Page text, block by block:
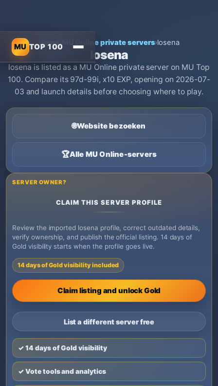
MU TOP 100
Home›MU Online private servers›losena
losena
losena is listed as a MU Online private server on MU Top
100. Compare its 97d-99i, x10 EXP, opening on 2026-07-
03 and launch details before choosing where to play.
🌐Website bezoeken
🏆Alle MU Online-servers
SERVER OWNER?
CLAIM THIS SERVER PROFILE
Review the imported losena profile, correct outdated details,
verify ownership, and publish the official listing. 14 days of
Gold visibility starts when the profile goes live.
14 days of Gold visibility included
Claim listing and unlock Gold
List a different server free
✓ 14 days of Gold visibility
✓ Vote tools and analytics